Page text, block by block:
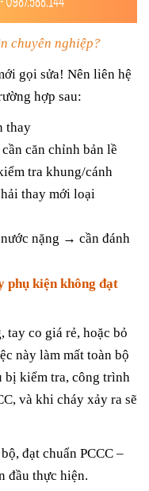
chuyên nghiệp?
gọi sửa! Nên liên hệ
hợp sau:
thay
căn chỉnh bản lề
tra khung/cánh
thay mới loại
nước nặng → cần đánh
phụ kiện không đạt
tay co giá rẻ, hoặc bỏ
này làm mất toàn bộ
bị kiểm tra, công trình
và khi cháy xảy ra sẽ
đạt chuẩn PCCC –
đầu thực hiện.